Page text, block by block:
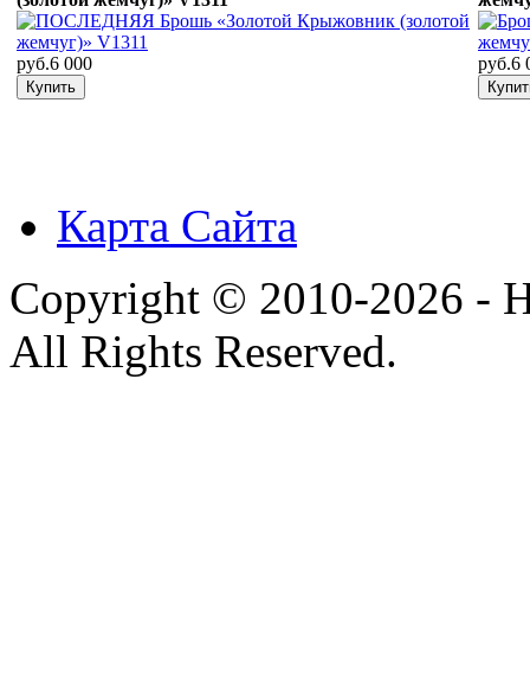
руб.6 000 руб.6
Карта Сайта
Copyright © 2010-2026 -
All Rights Reserved.